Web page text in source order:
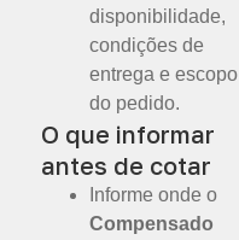
disponibilidade,
condições de
entrega e escopo
do pedido.
O que informar
antes de cotar
Informe onde o
Compensado